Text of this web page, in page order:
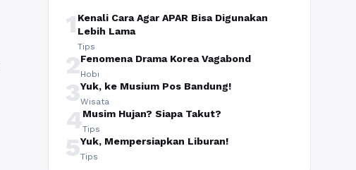
1 Kenali Cara Agar APAR Bisa Digunakan
Lebih Lama
Tips
2Fenomena Drama Korea Vagabond
Hobi
3Yuk, ke Musium Pos Bandung!
Wisata
4Musim Hujan? Siapa Takut?
Tips
5Yuk, Mempersiapkan Liburan!
Tips